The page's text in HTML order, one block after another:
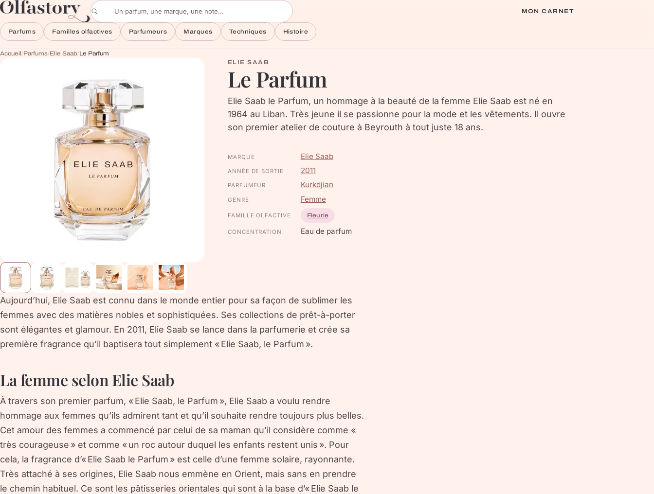
Aller au contenu
Rechercher un parfum
MON CARNET
Parfums Familles olfactives Parfumeurs Marques Techniques Histoire
Accueil/Parfums/Elie Saab/Le Parfum
ELIE SAAB
Le Parfum
Elie Saab le Parfum, un hommage à la beauté de la femme Elie Saab est né en
1964 au Liban. Très jeune il se passionne pour la mode et les vêtements. Il ouvre
son premier atelier de couture à Beyrouth à tout juste 18 ans.
MARQUE Elie Saab
ANNÉE DE SORTIE 2011
PARFUMEUR Kurkdjian
GENRE Femme
FAMILLE OLFACTIVE Fleurie
CONCENTRATION Eau de parfum
Aujourd’hui, Elie Saab est connu dans le monde entier pour sa façon de sublimer les
femmes avec des matières nobles et sophistiquées. Ses collections de prêt-à-porter
sont élégantes et glamour. En 2011, Elie Saab se lance dans la parfumerie et crée sa
première fragrance qu’il baptisera tout simplement « Elie Saab, le Parfum ».
La femme selon Elie Saab
À travers son premier parfum, « Elie Saab, le Parfum », Elie Saab a voulu rendre
hommage aux femmes qu’ils admirent tant et qu’il souhaite rendre toujours plus belles.
Cet amour des femmes a commencé par celui de sa maman qu’il considère comme «
très courageuse » et comme « un roc autour duquel les enfants restent unis ». Pour
cela, la fragrance d’« Elie Saab le Parfum » est celle d’une femme solaire, rayonnante.
Très attaché à ses origines, Elie Saab nous emmène en Orient, mais sans en prendre
le chemin habituel. Ce sont les pâtisseries orientales qui sont à la base d’« Elie Saab le